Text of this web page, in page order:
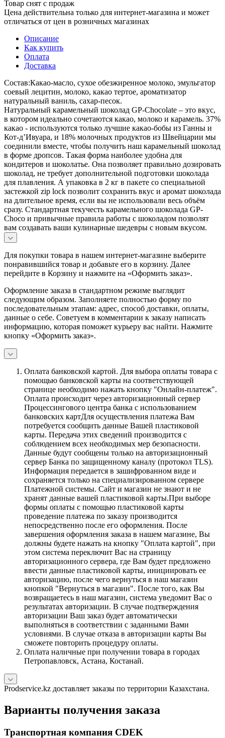
Товар снят с продаж
Цена действительна только для интернет-магазина и может
отличаться от цен в розничных магазинах
Описание
Как купить
Оплата
Доставка
Состав:Какао-масло, сухое обезжиренное молоко, эмульгатор
соевый лецитин, молоко, какао тертое, ароматизатор
натуральный ваниль, сахар-песок.
Натуральный карамельный шоколад GP-Chocolate – это вкус,
в котором идеально сочетаются какао, молоко и карамель. 37%
какао - используются только лучшие какао-бобы из Ганны и
Кот-д’Ивуара, и 18% молочных продуктов из Швейцарии мы
соединили вместе, чтобы получить наш карамельный шоколад
в форме дропсов. Такая форма наиболее удобна для
кондитеров и шоколатье. Она позволяет правильно дозировать
шоколад, не требует дополнительной подготовки шоколада
для плавления. А упаковка в 2 кг в пакете со специальной
застежкой zip lock позволит сохранить вкус и аромат шоколада
на длительное время, если вы не использовали весь объём
сразу. Стандартная текучесть карамельного шоколада GP-
Choco и привычные правила работы с шоколадом позволят
вам создавать ваши кулинарные шедевры с новым вкусом.
Для покупки товара в нашем интернет-магазине выберите
понравившийся товар и добавьте его в корзину. Далее
перейдите в Корзину и нажмите на «Оформить заказ».
Оформление заказа в стандартном режиме выглядит
следующим образом. Заполняете полностью форму по
последовательным этапам: адрес, способ доставки, оплаты,
данные о себе. Советуем в комментарии к заказу написать
информацию, которая поможет курьеру вас найти. Нажмите
кнопку «Оформить заказ».
Оплата банковской картой. Для выбора оплаты товара с
помощью банковской карты на соответствующей
странице необходимо нажать кнопку "Онлайн-платеж".
Оплата происходит через авторизационный сервер
Процессингового центра банка с использованием
банковских картДля осуществления платежа Вам
потребуется сообщить данные Вашей пластиковой
карты. Передача этих сведений производится с
соблюдением всех необходимых мер безопасности.
Данные будут сообщены только на авторизационный
сервер Банка по защищенному каналу (протокол TLS).
Информация передается в зашифрованном виде и
сохраняется только на специализированном сервере
Платежной системы. Сайт и магазин не знают и не
хранят данные вашей пластиковой карты.При выборе
формы оплаты с помощью пластиковой карты
проведение платежа по заказу производится
непосредственно после его оформления. После
завершения оформления заказа в нашем магазине, Вы
должны будете нажать на кнопку "Оплата картой", при
этом система переключит Вас на страницу
авторизационного сервера, где Вам будет предложено
ввести данные пластиковой карты, инициировать ее
авторизацию, после чего вернуться в наш магазин
кнопкой "Вернуться в магазин". После того, как Вы
возвращаетесь в наш магазин, система уведомит Вас о
результатах авторизации. В случае подтверждения
авторизации Ваш заказ будет автоматически
выполняться в соответствии с заданными Вами
условиями. В случае отказа в авторизации карты Вы
сможете повторить процедуру оплаты.
Оплата наличные при получении товара в городах
Петропавловск, Астана, Костанай.
Prodservice.kz доставляет заказы по территории Казахстана.
Варианты получения заказа
Транспортная компания CDEK